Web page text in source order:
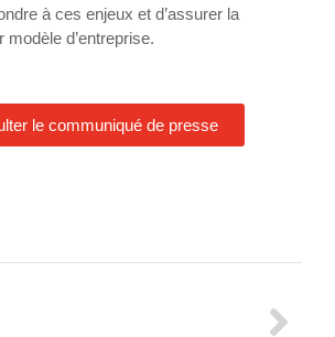
à ces enjeux et d’assurer la
modèle d’entreprise.
le communiqué de presse